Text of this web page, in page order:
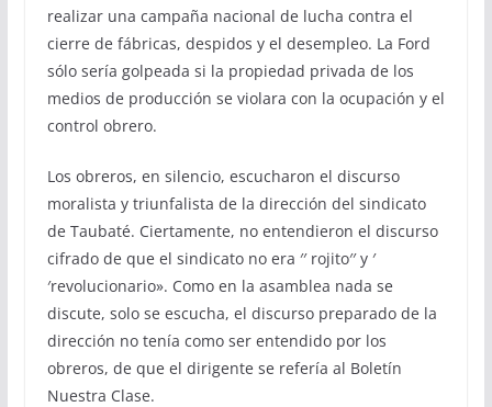
realizar una campaña nacional de lucha contra el
cierre de fábricas, despidos y el desempleo. La Ford
sólo sería golpeada si la propiedad privada de los
medios de producción se violara con la ocupación y el
control obrero.
Los obreros, en silencio, escucharon el discurso
moralista y triunfalista de la dirección del sindicato
de Taubaté. Ciertamente, no entendieron el discurso
cifrado de que el sindicato no era ′′ rojito′′ y ′
′revolucionario». Como en la asamblea nada se
discute, solo se escucha, el discurso preparado de la
dirección no tenía como ser entendido por los
obreros, de que el dirigente se refería al Boletín
Nuestra Clase.